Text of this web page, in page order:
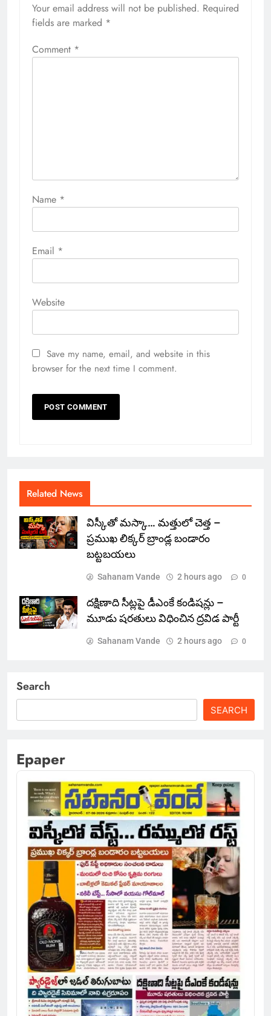
Your email address will not be published. Required
fields are marked *
Comment *
Name *
Email *
Website
Save my name, email, and website in this
browser for the next time I comment.
Related News
విస్కీతో మస్కా… మత్తులో చెత్త –
ప్రముఖ లిక్కర్ బ్రాండ్ల బండారం
బట్టబయలు
Sahanam Vande 2 hours ago 0
దక్షిణాది సీట్లపై డీఎంకే కండిషన్లు –
మూడు షరతులు విధించిన ద్రవిడ పార్టీ
Sahanam Vande 2 hours ago 0
Search
SEARCH
Epaper